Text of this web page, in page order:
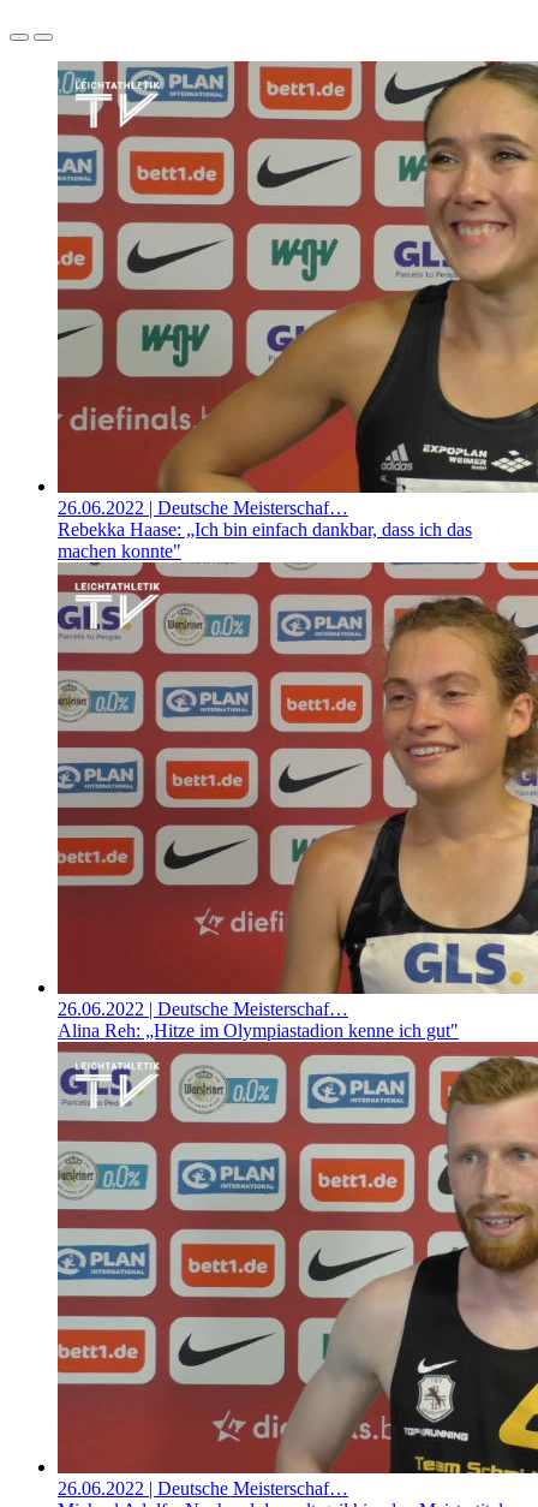
26.06.2022 | Deutsche Meisterschaf…
Rebekka Haase: „Ich bin einfach dankbar, dass ich das
machen konnte"
26.06.2022 | Deutsche Meisterschaf…
Alina Reh: „Hitze im Olympiastadion kenne ich gut"
26.06.2022 | Deutsche Meisterschaf…